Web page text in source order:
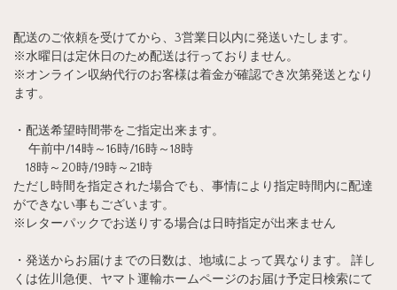
配送のご依頼を受けてから、3営業日以内に発送いたします。
※水曜日は定休日のため配送は行っておりません。
※オンライン収納代行のお客様は着金が確認でき次第発送となり
ます。
・配送希望時間帯をご指定出来ます。
午前中/14時～16時/16時～18時
18時～20時/19時～21時
ただし時間を指定された場合でも、事情により指定時間内に配達
ができない事もございます。
※レターパックでお送りする場合は日時指定が出来ません
・発送からお届けまでの日数は、地域によって異なります。 詳し
くは佐川急便、ヤマト運輸ホームページのお届け予定日検索にて